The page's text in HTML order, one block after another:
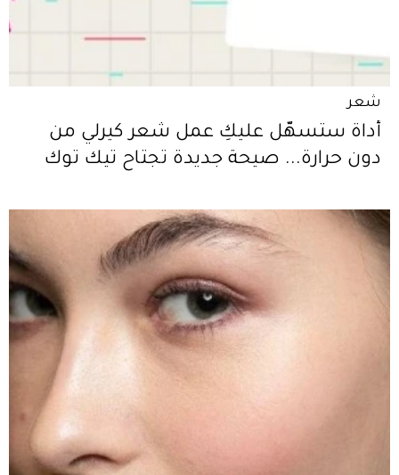
شعر
أداة ستسهّل عليكِ عمل شعر كيرلي من
دون حرارة... صيحة جديدة تجتاح تيك توك